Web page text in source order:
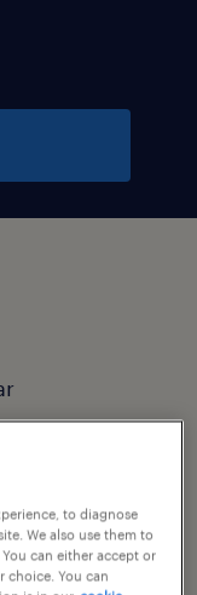
to diagnose
We also use them to
can either accept or
choice. You can